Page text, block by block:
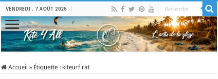
VENDREDI , 7 AOÛT 2026
Accueil » Étiquette : kiteurf rat